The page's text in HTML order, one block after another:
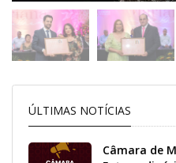
ÚLTIMAS NOTÍCIAS
Câmara de